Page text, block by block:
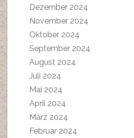
Dezember 2024
November 2024
Oktober 2024
September 2024
August 2024
Juli 2024
Mai 2024
April 2024
März 2024
Februar 2024